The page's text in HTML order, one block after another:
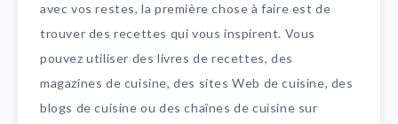
avec vos restes, la première chose à faire est de
trouver des recettes qui vous inspirent. Vous
pouvez utiliser des livres de recettes, des
magazines de cuisine, des sites Web de cuisine, des
blogs de cuisine ou des chaînes de cuisine sur